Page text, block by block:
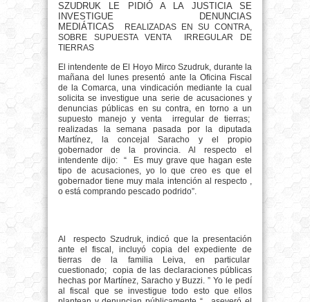
SZUDRUK LE PIDIÓ A LA JUSTICIA SE
INVESTIGUE DENUNCIAS
MEDIÁTICAS
REALIZADAS EN SU CONTRA,
SOBRE SUPUESTA VENTA IRREGULAR DE
TIERRAS
El intendente de El Hoyo Mirco Szudruk, durante la
mañana del lunes presentó ante la Oficina Fiscal
de la Comarca, una vindicación mediante la cual
solicita se investigue una serie de acusaciones y
denuncias públicas en su contra, en torno a un
supuesto manejo y venta
irregular de tierras;
realizadas la semana pasada por la diputada
Martínez, la concejal Saracho y el propio
gobernador de la provincia. Al respecto el
intendente dijo:
“
Es muy grave que hagan este
tipo de acusaciones, yo lo que creo es que el
gobernador tiene muy mala intención al respecto ,
o está comprando pescado podrido”.
Al
respecto Szudruk, indicó que la presentación
ante el fiscal, incluyó copia del expediente de
tierras de la familia Leiva, en particular
cuestionado;
copia de las declaraciones públicas
hechas por Martínez, Saracho y Buzzi. ” Yo le pedí
al fiscal que se investigue todo esto que ellos